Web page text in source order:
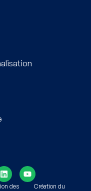
des
Création du